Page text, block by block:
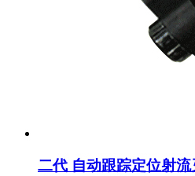
二代 自动跟踪定位射